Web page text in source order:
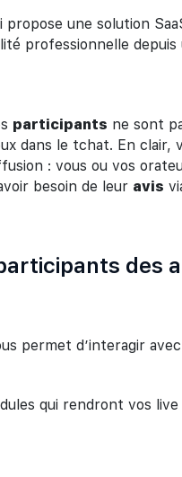
une solution
professionnelle
participants ne sont
dans le tchat. En clair,
: vous ou vos
besoin de leur avis
des
permet d’interagir
qui rendront vos